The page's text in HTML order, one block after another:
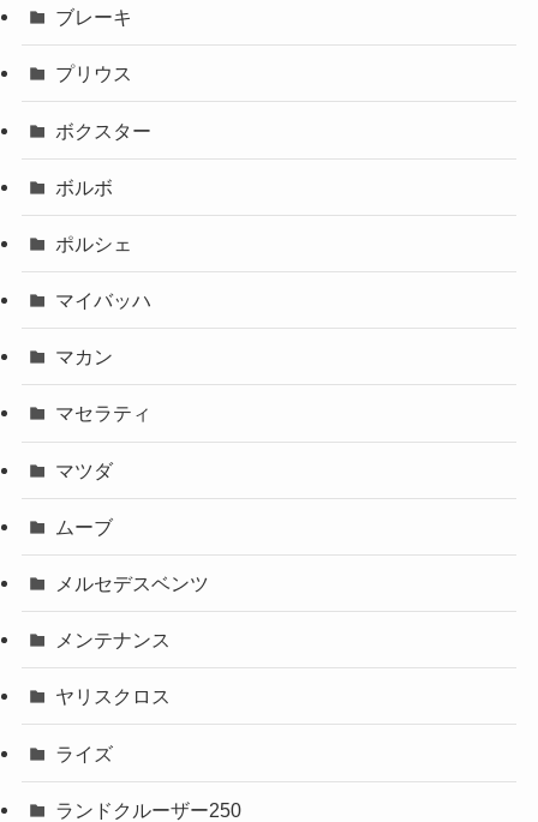
ブレーキ
プリウス
ボクスター
ボルボ
ポルシェ
マイバッハ
マカン
マセラティ
マツダ
ムーブ
メルセデスベンツ
メンテナンス
ヤリスクロス
ライズ
ランドクルーザー250